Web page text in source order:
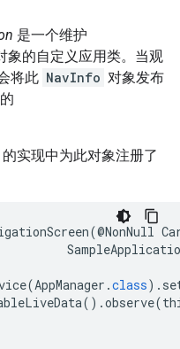
是一个维护
象的自定义应用类。当观
将此 NavInfo 对象发布
的实现中为此对象注册了
(@NonNull
(AppManager .class).
().observe(